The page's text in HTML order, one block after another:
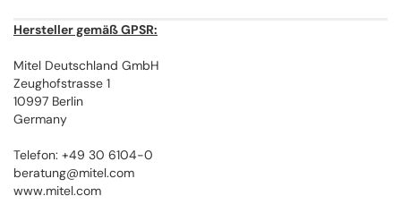
Hersteller gemäß GPSR:
Mitel Deutschland GmbH
Zeughofstrasse 1
10997 Berlin
Germany
Telefon: +49 30 6104-0
beratung@mitel.com
www.mitel.com